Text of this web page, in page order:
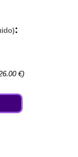
:
€)